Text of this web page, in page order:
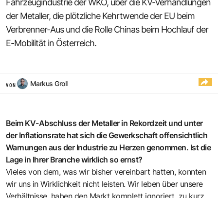
der Metaller, die plötzliche Kehrtwende der EU beim
Verbrenner-Aus und die Rolle Chinas beim Hochlauf der
E-Mobilität in Österreich.
VON Markus Groll
Beim KV-Abschluss der Metaller in Rekordzeit und unter
der Inflationsrate hat sich die Gewerkschaft offensichtlich
Warnungen aus der Industrie zu Herzen genommen. Ist die
Lage in Ihrer Branche wirklich so ernst?
Vieles von dem, was wir bisher vereinbart hatten, konnten
wir uns in Wirklichkeit nicht leisten. Wir leben über unsere
Verhältnisse, haben den Markt komplett ignoriert, zu kurz